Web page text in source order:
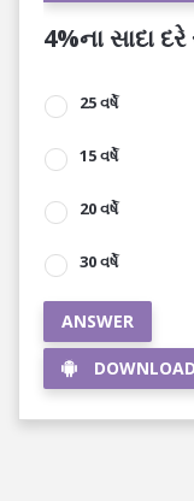
4%ના સાદા
25 વર્ષે
15 વર્ષે
20 વર્ષે
30 વર્ષે
ANSWER